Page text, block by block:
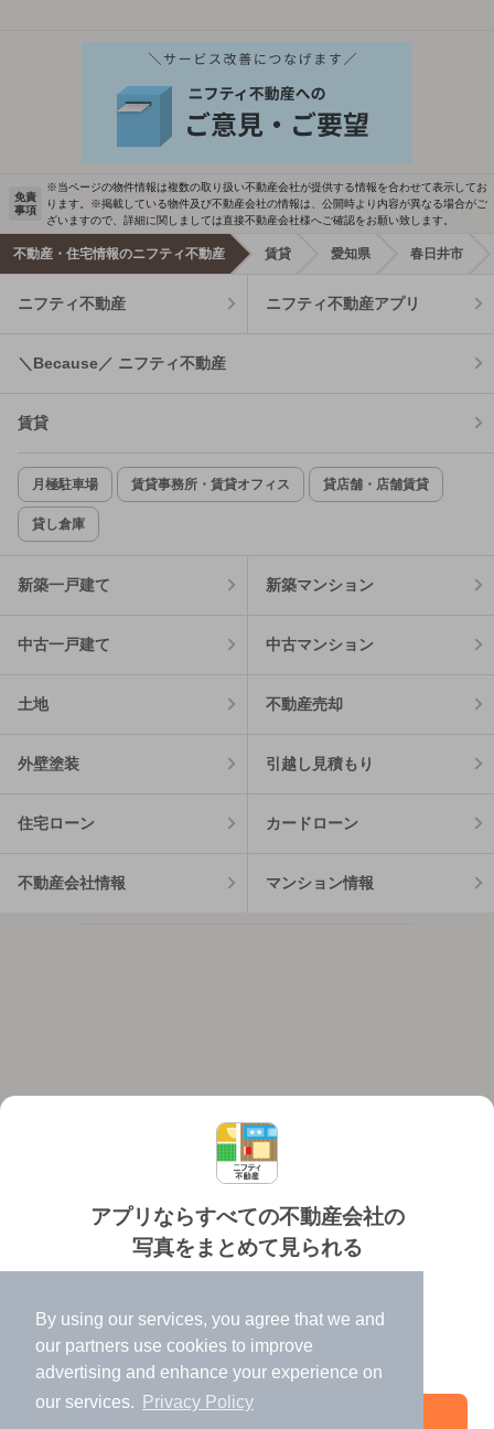
By using our services, you agree that we and
our partners use cookies to improve
advertising and enhance your experience on
our services.
Privacy Policy
アプリならすべての不動産会社の
写真をまとめて見られる
✔️
高速表示で似た物件も見つけやすい
✔️
便利な通知機能も充実
免責
事項
※当ページの物件情報は複数の取り扱い不動産会社が提供する情報を合わせて表示してお
ります。※掲載している物件及び不動産会社の情報は、公開時より内容が異なる場合がご
ざいますので、詳細に関しましては直接不動産会社様へご確認をお願い致します。
不動産・住宅情報のニフティ不動産 賃貸 愛知県 春日井市
ニフティ不動産 ニフティ不動産アプリ
＼Because／ ニフティ不動産
賃貸
月極駐車場 賃貸事務所・賃貸オフィス 貸店舗・店舗賃貸
貸し倉庫
新築一戸建て 新築マンション
中古一戸建て 中古マンション
土地 不動産売却
外壁塗装 引越し見積もり
住宅ローン カードローン
不動産会社情報 マンション情報
個人情報保護ポリシー 利用規約